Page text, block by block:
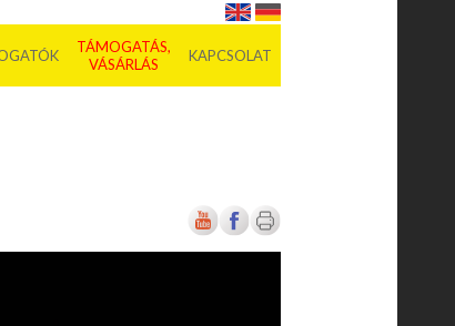
TÁMOGATÁS,
VÁSÁRLÁS
KAPCSOLAT